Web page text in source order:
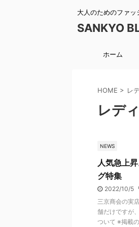
大人のためのファッ
SANKYO
ホーム
HOME > レ
レデ
NEWS
人気急上
グ特集
2022/10/5
三京商会の実
舗だけですが
ついて ※掲載